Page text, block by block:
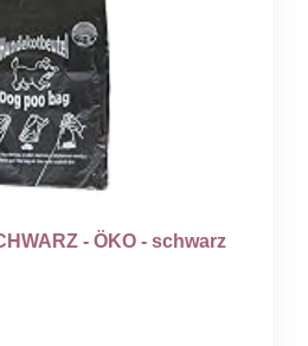
- ÖKO - schwarz